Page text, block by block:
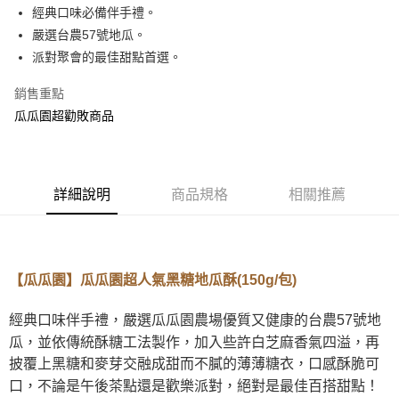
Apple Pay
街口支付
全盈+PAY
AFTEE先享後付是「在收到商品之後才付款」的支付方式。 讓您購物簡單
便利好安心！
１．於結帳方式選擇「AFTEE先享後付」後，將跳轉至「AFTEE先享後付」
結帳頁面，進行簡訊認證並確認金額後，即可完成結帳。
２．訂單成立數日內，您將收到繳費通知簡訊。
３．收到繳費通知簡訊後14天內，點擊此簡訊中的連結，可透過四大超商／
ATM／網路銀行／等多元方式進行付款，方視為交易完成。
※ 請注意：結帳手續完成當下不需立刻繳費，但若您需要取消訂單，請聯絡
ATM付款
運送方式
每筆NT$120，滿NT$599(含以上)免運費
7-11取貨付款
每筆NT$120，滿NT$599(含以上)免運費
經典口味必備伴手禮。
嚴選台農57號地瓜。
派對聚會的最佳甜點首選。
銷售重點
瓜瓜園超勸敗商品
詳細說明 商品規格 相關推薦
【瓜瓜園】瓜瓜園超人氣黑糖地瓜酥(150g/包)
經典口味伴手禮，嚴選瓜瓜園農場優質又健康的台農57號地
瓜，並依傳統酥糖工法製作，加入些許白芝麻香氣四溢，再
披覆上黑糖和麥芽交融成甜而不膩的薄薄糖衣，口感酥脆可
口，不論是午後茶點還是歡樂派對，絕對是最佳百搭甜點！